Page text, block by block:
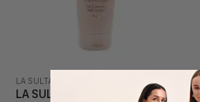
LA SULTANE DE SABA
LA SULTANE DE SABA Body